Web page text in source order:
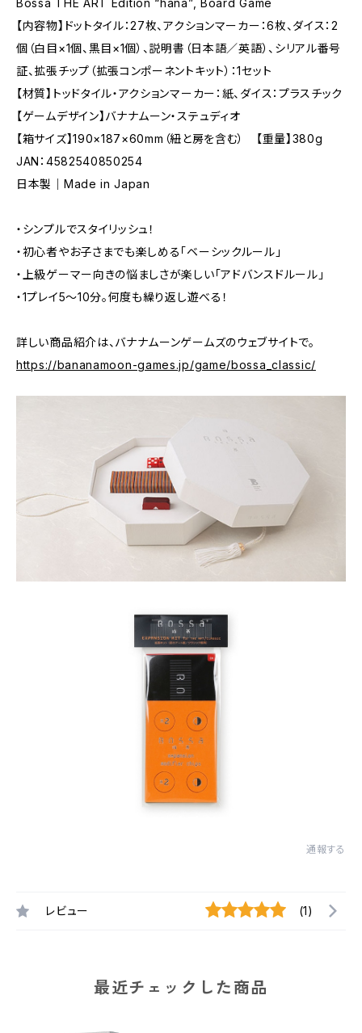
Bossa THE ART Edition “hana”, Board Game
【内容物】ドットタイル：27枚、アクションマーカー：6枚、ダイス：2
個（白目×1個、黒目×1個）、説明書（日本語／英語）、シリアル番号
証、拡張チップ（拡張コンポーネントキット）：1セット
【材質】トッドタイル・アクションマーカー：紙、ダイス：プラスチック
【ゲームデザイン】バナナムーン・ステュディオ
【箱サイズ】190×187×60mm（紐と房を含む） 【重量】380g
JAN：4582540850254
日本製｜Made in Japan
・シンプルでスタイリッシュ！
・初心者やお子さまでも楽しめる「ベーシックルール」
・上級ゲーマー向きの悩ましさが楽しい「アドバンスドルール」
・1プレイ5〜10分。何度も繰り返し遊べる！
詳しい商品紹介は、バナナムーンゲームズのウェブサイトで。
https://bananamoon-games.jp/game/bossa_classic/
通報する
レビュー (1)
最近チェックした商品